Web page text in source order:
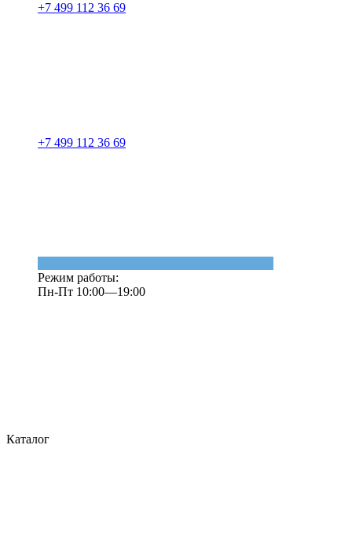
+7 499 112 36 69
+7 499 112 36 69
Режим работы:
Пн-Пт 10:00—19:00
Каталог